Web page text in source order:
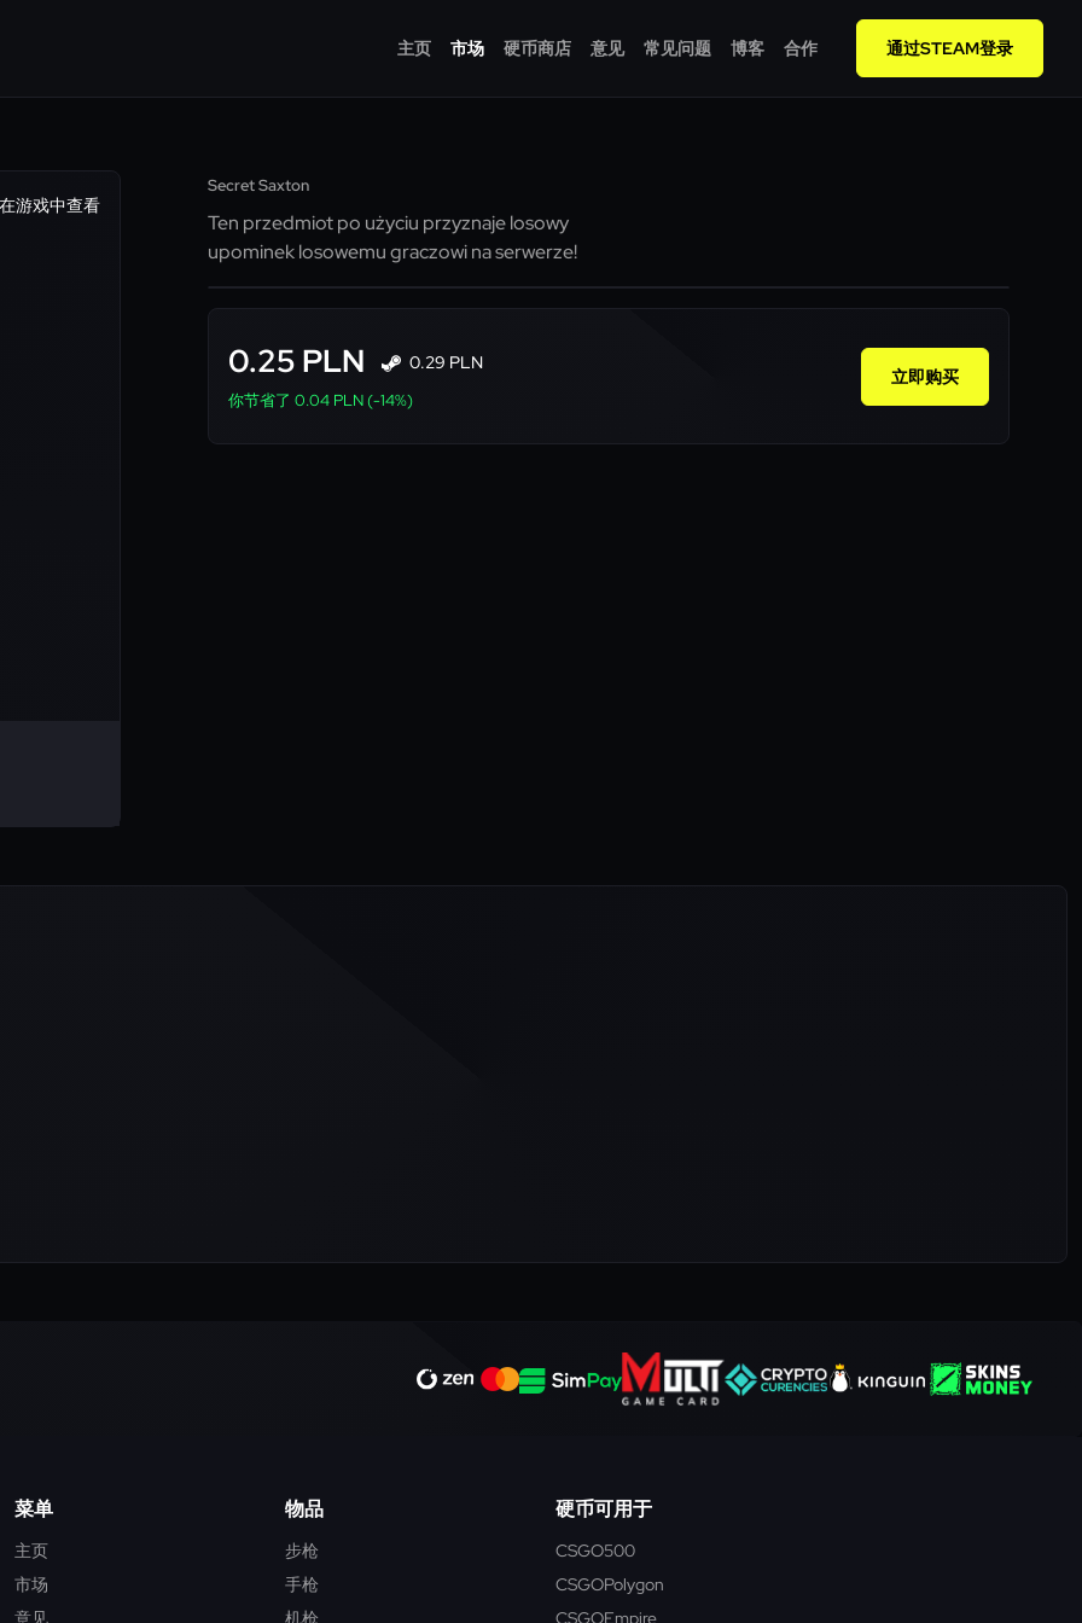
主页 市场 硬币商店 意见 常见问题 博客 合作 通过STEAM登录
游戏中查看
Secret Saxton
Ten przedmiot po użyciu przyznaje losowy
upominek losowemu graczowi na serwerze!
0.25 PLN 0.29 PLN
你节省了 0.04 PLN (-14%)
立即购买
菜单
主页
市场
意见
物品
步枪
手枪
机枪
硬币可用于
CSGO500
CSGOPolygon
CSGOEmpire